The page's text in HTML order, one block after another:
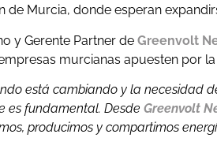
de Murcia, donde esperan
y Gerente Partner de Greenvolt
murcianas apuesten por
está cambiando y la necesidad
es fundamental. Desde Greenvolt
producimos y compartimos